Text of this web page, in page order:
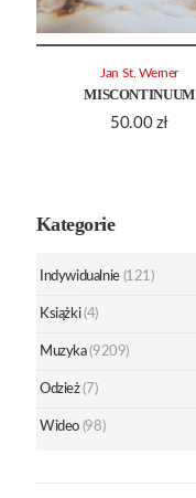
MISCONTINUUM
50.00 zł
Jan St. Werner
Kategorie
Indywidualnie (121)
Książki (4)
Muzyka (9209)
Odzież (7)
Wideo (98)